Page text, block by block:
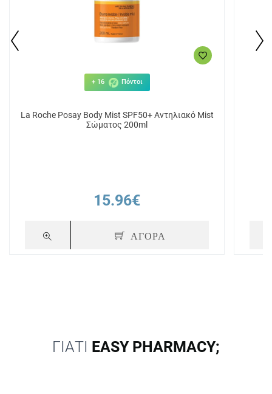
+ 16 Πόντοι
La Roche Posay Βody Μist SPF50+ Αντηλιακό Mist
Σώματος 200ml
15.96€
ΑΓΟΡΑ
ΓΙΑΤΙ EASY PHARMACY;